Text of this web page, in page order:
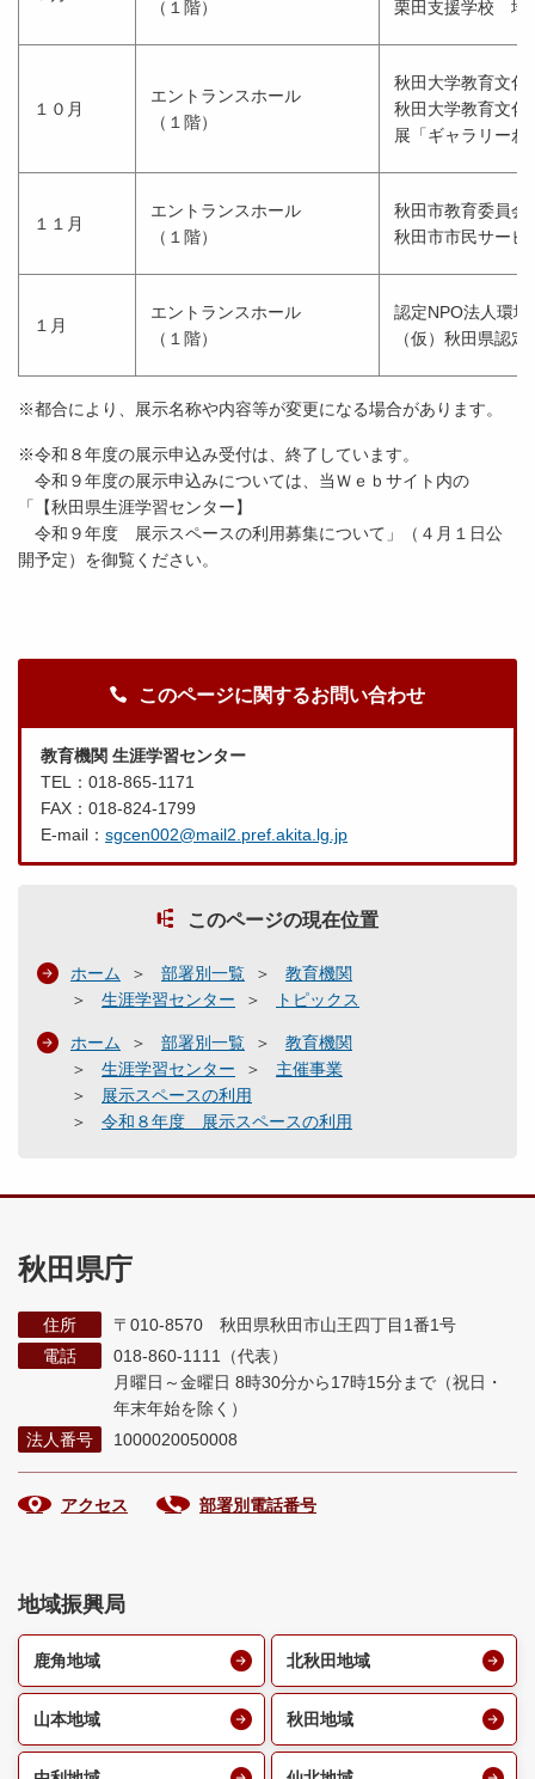
（１階）
栗田支援学校 地
１０月
エントランスホール
（１階）
秋田大学教育文化
秋田大学教育文化
展「ギャラリーわ
１１月
エントランスホール
（１階）
秋田市教育委員会
秋田市市民サービ
１月
エントランスホール
（１階）
認定NPO法人環
（仮）秋田県認
※都合により、展示名称や内容等が変更になる場合があります。
※令和８年度の展示申込み受付は、終了しています。
令和９年度の展示申込みについては、当Ｗｅｂサイト内の
「【秋田県生涯学習センター】
令和９年度 展示スペースの利用募集について」（４月１日公
開予定）を御覧ください。
このページに関するお問い合わせ
教育機関 生涯学習センター
TEL：018-865-1171
FAX：018-824-1799
E-mail： sgcen002@mail2.pref.akita.lg.jp
このページの現在位置
ホーム 部署別一覧
教育機関
生涯学習センター
トピックス
ホーム 部署別一覧
教育機関
生涯学習センター
主催事業
展示スペースの利用
令和８年度 展示スペースの利用
秋田県庁
住所
〒010-8570 秋田県秋田市山王四丁目1番1号
電話
018-860-1111（代表）
月曜日～金曜日 8時30分から17時15分まで （祝日・
年末年始を除く）
法人番号
1000020050008
アクセス 部署別電話番号
地域振興局
鹿角地域 北秋田地域
山本地域 秋田地域